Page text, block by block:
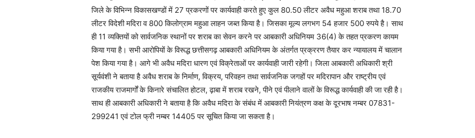
जिले के विभिन्न विकासखण्डों में 27 प्रकरणों पर कार्यवाही करते हुए कुल 80.50 लीटर अवैध महुआ शराब तथा 18.70
लीटर विदेशी मदिरा व 800 किलोग्राम महुआ लाहन जब्त किया है। जिसका मूल्य लगभग 54 हजार 500 रुपये है। साथ
ही 11 व्यक्तियों को सार्वजनिक स्थानों पर शराब का सेवन करने पर आबकारी अधिनियम 36(4) के तहत प्रकरण कायम
किया गया है। सभी आरोपियों के विरूद्ध छत्तीसगढ़ आबकारी अधिनियम के अंतर्गत प्रक्ररण तैयार कर न्यायालय में चालान
पेश किया गया है। आगे भी अवैध मदिरा धारण एवं विक्रेताओं पर कार्यवाही जारी रहेगी। जिला आबकारी अधिकारी श्री
सूर्यवंशी ने बताया है अवैध शराब के निर्माण, विक्रय, परिवहन तथा सार्वजनिक जगहों पर मदिरापान और राष्ट्रीय एवं
राजकीय राजमार्गों के किनारे संचालित होटल, ढ़ाबा में शराब रखने, पीने एवं पीलाने वालों के विरूद्ध कार्यवाही की जा रही है।
साथ ही आबकारी अधिकारी ने बताया है कि अवैध मदिरा के संबंध में आबकारी नियंत्रण कक्ष के दूरभाष नम्बर 07831-
299241 एवं टोल फ्री नम्बर 14405 पर सूचित किया जा सकता है।